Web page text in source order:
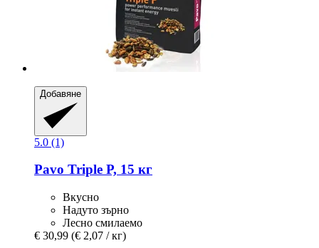
Добавяне
5.0 (1)
Pavo Triple P, 15 кг
Вкусно
Надуто зърно
Лесно смилаемо
€ 30,99 (€ 2,07 / кг)